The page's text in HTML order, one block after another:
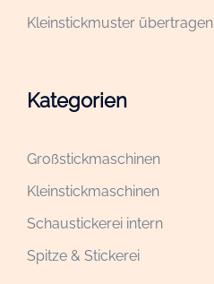
Kleinstickmuster übertragen
Kategorien
Großstickmaschinen
Kleinstickmaschinen
Schaustickerei intern
Spitze & Stickerei